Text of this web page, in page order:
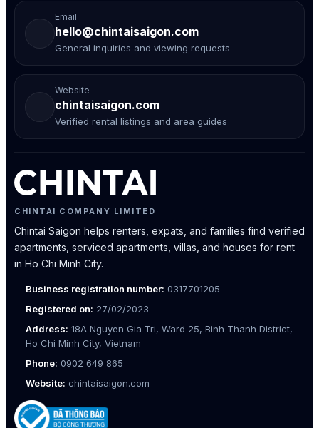
Email
hello@chintaisaigon.com
General inquiries and viewing requests
Website
chintaisaigon.com
Verified rental listings and area guides
CHINTAI COMPANY LIMITED
Chintai Saigon helps renters, expats, and families find verified
apartments, serviced apartments, villas, and houses for rent
in Ho Chi Minh City.
Business registration number: 0317701205
Registered on: 27/02/2023
Address: 18A Nguyen Gia Tri, Ward 25, Binh Thanh District,
Ho Chi Minh City, Vietnam
Phone: 0902 649 865
Website: chintaisaigon.com